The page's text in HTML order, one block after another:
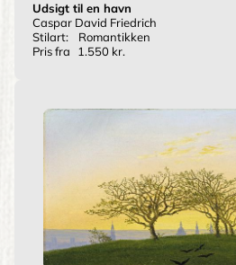
Udsigt til en havn
Caspar David Friedrich
Stilart:
Romantikken
Pris fra
1.550 kr.